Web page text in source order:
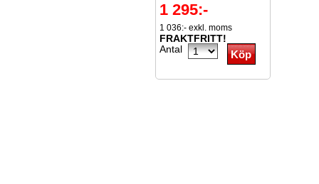
1 295:-
1 036:- exkl. moms
FRAKTFRITT!
Antal